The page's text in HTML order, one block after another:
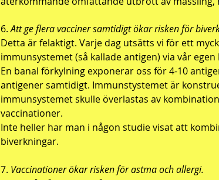
6.Att ge flera vacciner samtidigt ökar risken för
Detta är felaktigt. Varje dag utsätts vi för ett
immunsystemet (så kallade antigen) via vår
En banal förkylning exponerar oss för 4-10
antigener samtidigt. Immunstystemet är
immunsystemet skulle överlastas av
vaccinationer.
Inte heller har man i någon studie visat att
biverkningar.
7. Vaccinationer ökar risken för astma och allergi.